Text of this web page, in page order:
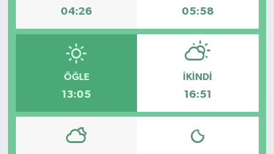
04:26 05:58
ÖĞLE
13:05
İKINDI
16:51